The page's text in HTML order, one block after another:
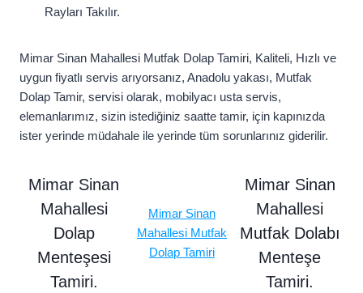
Rayları Takılır.
Mimar Sinan Mahallesi Mutfak Dolap Tamiri, Kaliteli, Hızlı ve
uygun fiyatlı servis arıyorsanız, Anadolu yakası, Mutfak
Dolap Tamir, servisi olarak, mobilyacı usta servis,
elemanlarımız, sizin istediğiniz saatte tamir, için kapınızda
ister yerinde müdahale ile yerinde tüm sorunlarınız giderilir.
Mimar Sinan
Mahallesi
Dolap
Menteşesi
Tamiri.
Mimar Sinan
Mahallesi Mutfak
Dolap Tamiri
Mimar Sinan
Mahallesi
Mutfak Dolabı
Menteşe
Tamiri.